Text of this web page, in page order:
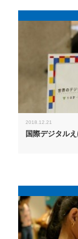
2018.12.21
国際デジタル